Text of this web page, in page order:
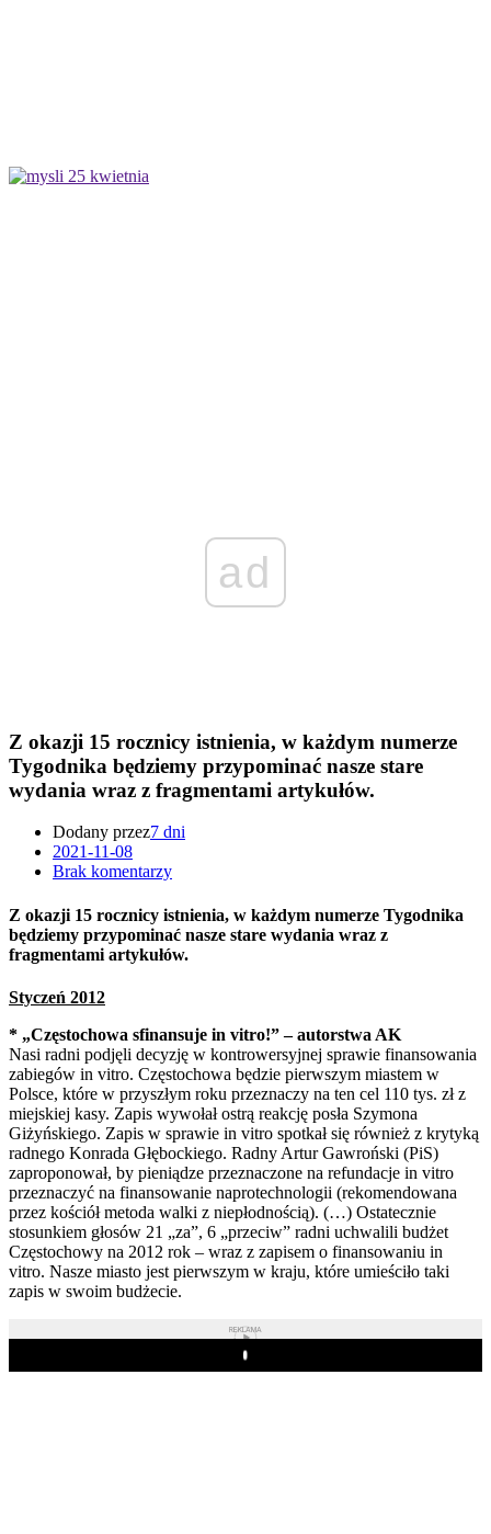
ad
Z okazji 15 rocznicy istnienia, w każdym numerze
Tygodnika będziemy przypominać nasze stare
wydania wraz z fragmentami artykułów.
Dodany przez7 dni
2021-11-08
Brak komentarzy
Z okazji 15 rocznicy istnienia, w każdym numerze Tygodnika
będziemy przypominać nasze stare wydania wraz z
fragmentami artykułów.
Styczeń 2012
* „Częstochowa sfinansuje in vitro!” – autorstwa AK
Nasi radni podjęli decyzję w kontrowersyjnej sprawie finansowania
zabiegów in vitro. Częstochowa będzie pierwszym miastem w
Polsce, które w przyszłym roku przeznaczy na ten cel 110 tys. zł z
miejskiej kasy. Zapis wywołał ostrą reakcję posła Szymona
Giżyńskiego. Zapis w sprawie in vitro spotkał się również z krytyką
radnego Konrada Głębockiego. Radny Artur Gawroński (PiS)
zaproponował, by pieniądze przeznaczone na refundacje in vitro
przeznaczyć na finansowanie naprotechnologii (rekomendowana
przez kościół metoda walki z niepłodnością). (…) Ostatecznie
stosunkiem głosów 21 „za”, 6 „przeciw” radni uchwalili budżet
Częstochowy na 2012 rok – wraz z zapisem o finansowaniu in
vitro. Nasze miasto jest pierwszym w kraju, które umieściło taki
zapis w swoim budżecie.
REKLAMA
Play